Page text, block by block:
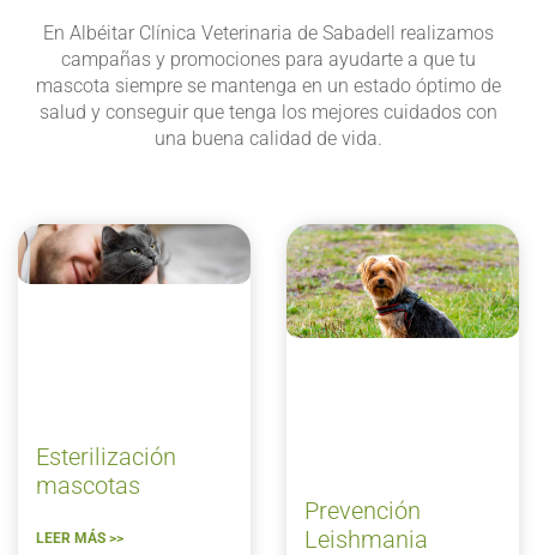
En Albéitar Clínica Veterinaria de Sabadell realizamos
campañas y promociones para ayudarte a que tu
mascota siempre se mantenga en un estado óptimo de
salud y conseguir que tenga los mejores cuidados con
una buena calidad de vida.
Esterilización
mascotas
LEER MÁS >>
Prevención
Leishmania